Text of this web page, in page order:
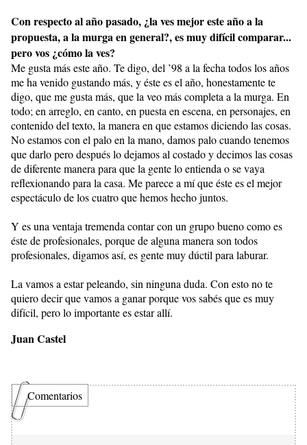
Con respecto al año pasado, ¿la ves mejor este año a la
propuesta, a la murga en general?, es muy difícil comparar...
pero vos ¿cómo la ves?
Me gusta más este año. Te digo, del ’98 a la fecha todos los años
me ha venido gustando más, y éste es el año, honestamente te
digo, que me gusta más, que la veo más completa a la murga. En
todo; en arreglo, en canto, en puesta en escena, en personajes, en
contenido del texto, la manera en que estamos diciendo las cosas.
No estamos con el palo en la mano, damos palo cuando tenemos
que darlo pero después lo dejamos al costado y decimos las cosas
de diferente manera para que la gente lo entienda o se vaya
reflexionando para la casa. Me parece a mí que éste es el mejor
espectáculo de los cuatro que hemos hecho juntos.
Y es una ventaja tremenda contar con un grupo bueno como es
éste de profesionales, porque de alguna manera son todos
profesionales, digamos así, es gente muy dúctil para laburar.
La vamos a estar peleando, sin ninguna duda. Con esto no te
quiero decir que vamos a ganar porque vos sabés que es muy
difícil, pero lo importante es estar allí.
Juan Castel
Comentarios